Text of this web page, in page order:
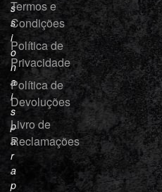
s
s
i
o
n
a
i
s
p
a
r
a
p
Termos e
Condições
Política de
Privacidade
Política de
Devoluções
Livro de
Reclamações